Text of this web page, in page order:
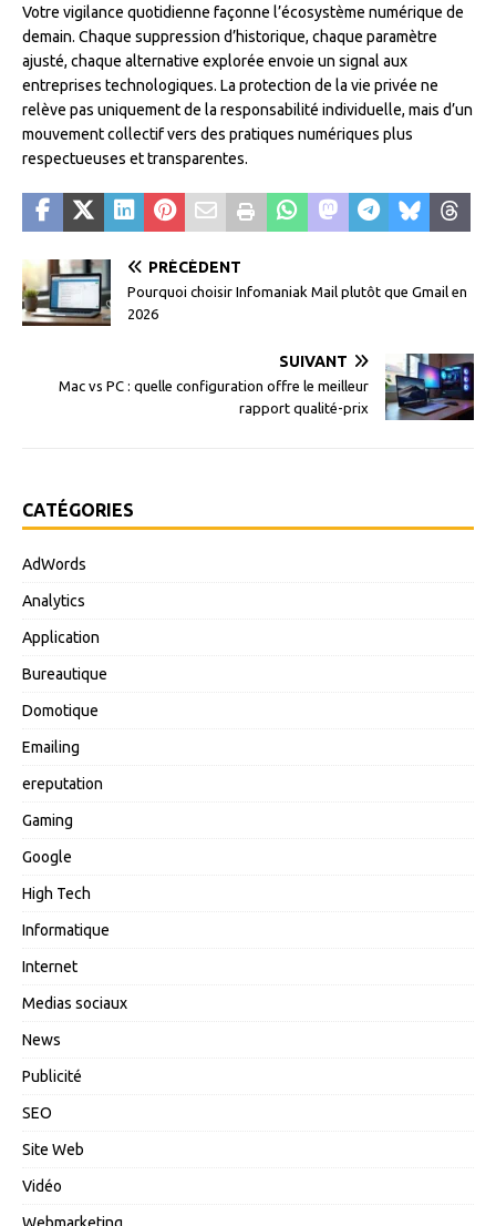
Votre vigilance quotidienne façonne l’écosystème numérique de
demain. Chaque suppression d’historique, chaque paramètre
ajusté, chaque alternative explorée envoie un signal aux
entreprises technologiques. La protection de la vie privée ne
relève pas uniquement de la responsabilité individuelle, mais d’un
mouvement collectif vers des pratiques numériques plus
respectueuses et transparentes.
PRÉCÉDENT
Pourquoi choisir Infomaniak Mail plutôt que Gmail en
2026
SUIVANT
Mac vs PC : quelle configuration offre le meilleur
rapport qualité-prix
CATÉGORIES
AdWords
Analytics
Application
Bureautique
Domotique
Emailing
ereputation
Gaming
Google
High Tech
Informatique
Internet
Medias sociaux
News
Publicité
SEO
Site Web
Vidéo
Webmarketing